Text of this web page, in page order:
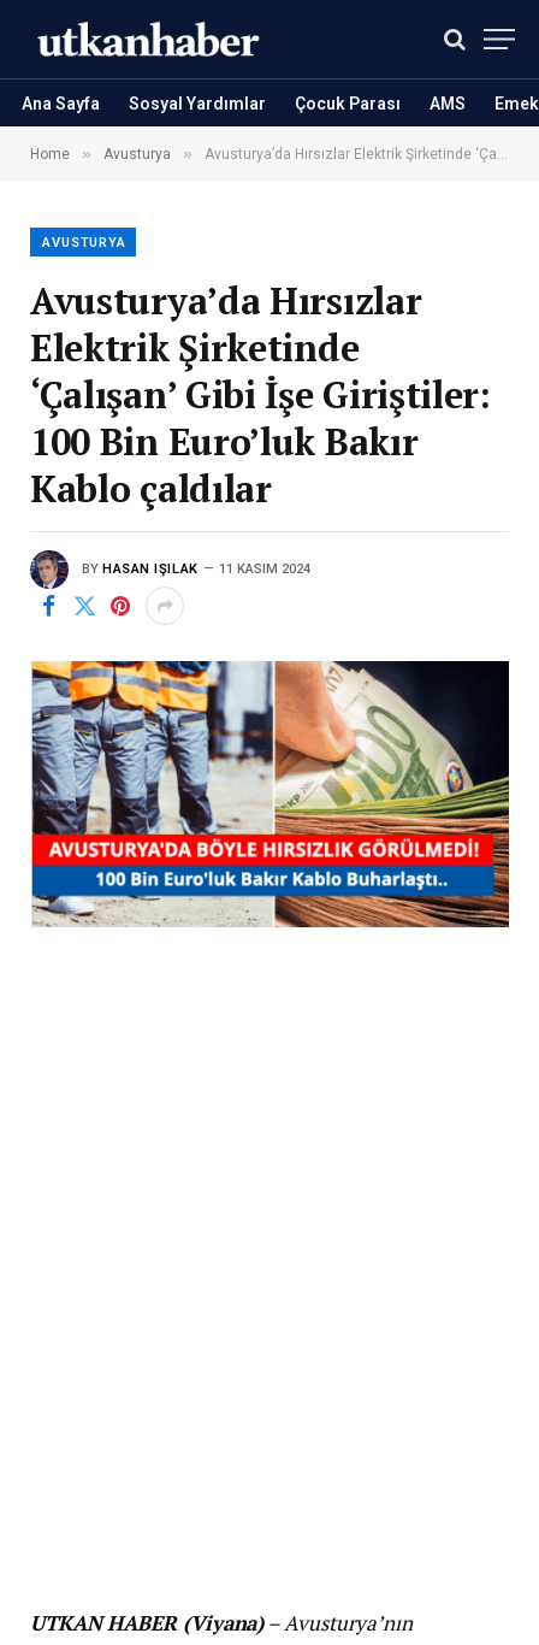
Ana Sayfa Sosyal Yardımlar Çocuk Parası AMS
Home » Avusturya » Avusturya’da Hırsızlar Elektrik Şirketinde ‘Çalışan’ Gibi İşe Giriştiler: 100 Bin Euro’luk Bakır Kablo çaldılar
AVUSTURYA
Avusturya’da Hırsızlar
Elektrik Şirketinde
‘Çalışan’ Gibi İşe Giriştiler:
100 Bin Euro’luk Bakır
Kablo çaldılar
BY HASAN IŞILAK 11 KASIM 2024
UTKAN HABER (Viyana)– Avusturya’nın